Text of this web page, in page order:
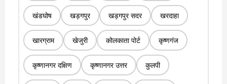
खंडघोष खड़गपुर खड़गपुर सदर खरदाहा
खारग्राम खेजुरी कोलकाता पोर्ट कृष्णगंज
कृष्णानगर दक्षिण कृष्णानगर उत्तर कुलपी